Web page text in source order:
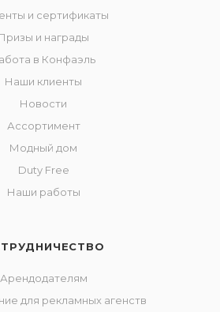
и сертификаты
и награды
в Конфаэль
Наши клиенты
Новости
Ассортимент
Модный дом
Duty Free
Наши работы
Арендодателям
для рекламных агенств